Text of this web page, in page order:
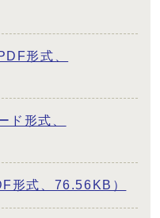
形式、
ド形式、
形式、76.56KB）